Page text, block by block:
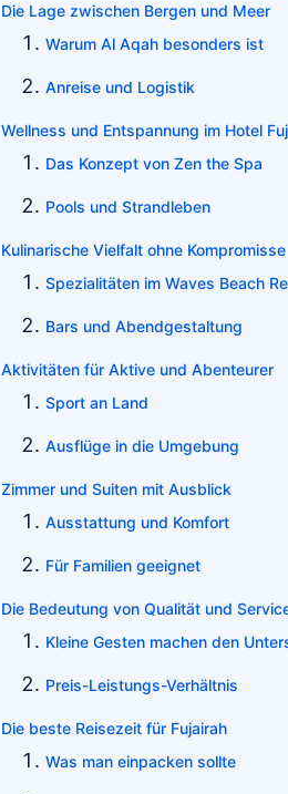
Die Lage zwischen Bergen und Meer
Warum Al Aqah besonders ist
Anreise und Logistik
Wellness und Entspannung im Hotel
Das Konzept von Zen the Spa
Pools und Strandleben
Kulinarische Vielfalt ohne Kompromisse
Spezialitäten im Waves Beach
Bars und Abendgestaltung
Aktivitäten für Aktive und Abenteurer
Sport an Land
Ausflüge in die Umgebung
Zimmer und Suiten mit Ausblick
Ausstattung und Komfort
Für Familien geeignet
Die Bedeutung von Qualität und
Kleine Gesten machen den
Preis-Leistungs-Verhältnis
Die beste Reisezeit für Fujairah
Was man einpacken sollte